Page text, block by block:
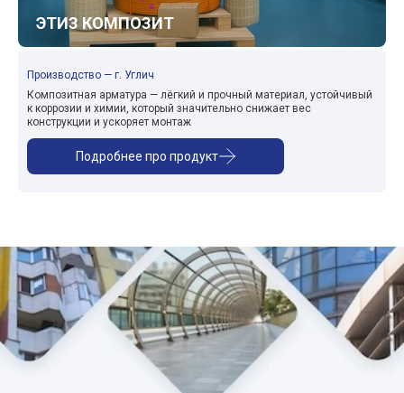
ЭТИЗ КОМПОЗИТ
Производство — г. Углич
Композитная арматура — лёгкий и прочный материал, устойчивый
к коррозии и химии, который значительно снижает вес
конструкции и ускоряет монтаж
Подробнее про продукт